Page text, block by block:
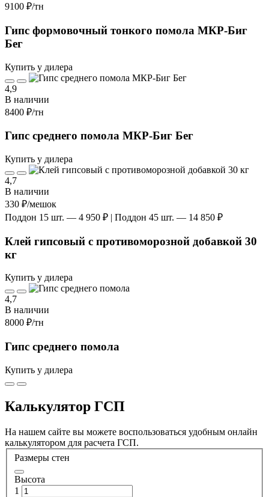
9100 ₽/тн
Гипс формовочный тонкого помола МКР-Биг
Бег
Купить у дилера
4,9
В наличии
8400 ₽/тн
Гипс среднего помола МКР-Биг Бег
Купить у дилера
4,7
В наличии
330 ₽/мешок
Поддон 15 шт. — 4 950 ₽ | Поддон 45 шт. — 14 850 ₽
Клей гипсовый с противоморозной добавкой 30
кг
Купить у дилера
4,7
В наличии
8000 ₽/тн
Гипс среднего помола
Купить у дилера
Калькулятор ГСП
На нашем сайте вы можете воспользоваться удобным онлайн
калькулятором для расчета ГСП.
Размеры стен
Высота
1